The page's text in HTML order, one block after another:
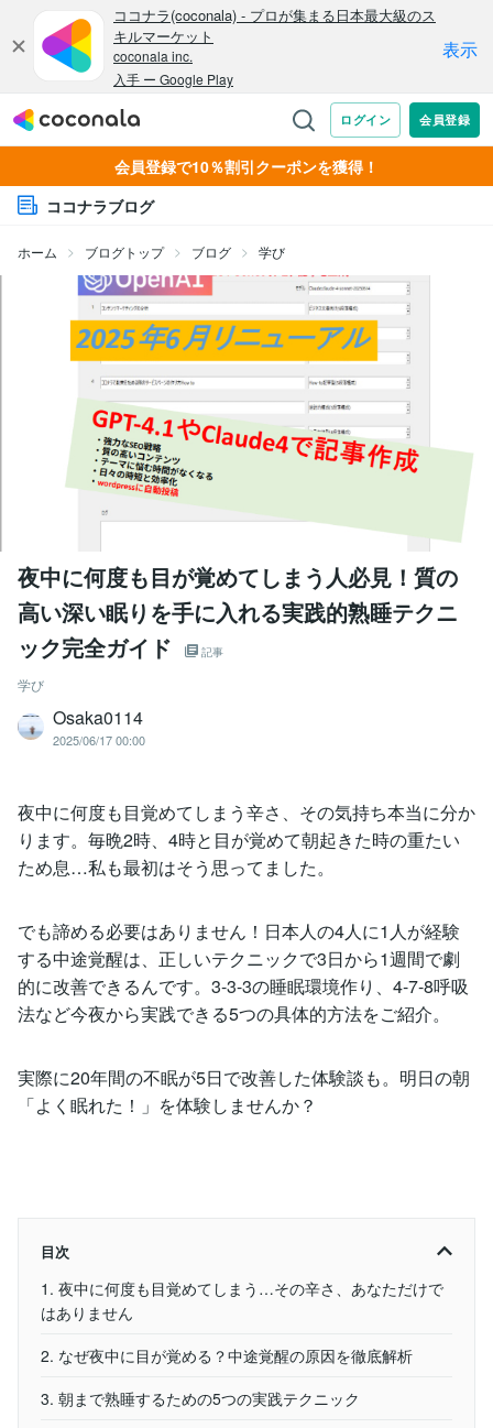
会員登録で10％割引クーポンを獲得！
ココナラブログ
ホーム ブログトップ ブログ 学び
夜中に何度も目が覚めてしまう人必見！質の
高い深い眠りを手に入れる実践的熟睡テクニ
ック完全ガイド
記事
学び
Osaka0114
2025/06/17 00:00
夜中に何度も目覚めてしまう辛さ、その気持ち本当に分か
ります。毎晩2時、4時と目が覚めて朝起きた時の重たい
ため息…私も最初はそう思ってました。
でも諦める必要はありません！日本人の4人に1人が経験
する中途覚醒は、正しいテクニックで3日から1週間で劇
的に改善できるんです。3-3-3の睡眠環境作り、4-7-8呼吸
法など今夜から実践できる5つの具体的方法をご紹介。
実際に20年間の不眠が5日で改善した体験談も。明日の朝
「よく眠れた！」を体験しませんか？
目次
1. 夜中に何度も目覚めてしまう…その辛さ、あなただけで
はありません
2. なぜ夜中に目が覚める？中途覚醒の原因を徹底解析
3. 朝まで熟睡するための5つの実践テクニック